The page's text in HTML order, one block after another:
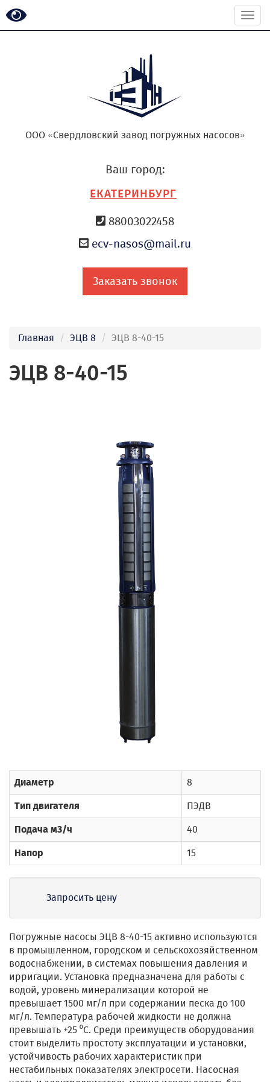
ООО «Свердловский завод погружных насосов»
Ваш город:
ЕКАТЕРИНБУРГ
88003022458
ecv-nasos@mail.ru
Заказать звонок
Главная ЭЦВ 8 ЭЦВ 8-40-15
ЭЦВ 8-40-15
Диаметр 8
Тип двигателя ПЭДВ
Подача м3/ч 40
Напор 15
Запросить цену
Погружные насосы ЭЦВ 8-40-15 активно используются
в промышленном, городском и сельскохозяйственном
водоснабжении, в системах повышения давления и
ирригации. Установка предназначена для работы с
водой, уровень минерализации которой не
превышает 1500 мг/л при содержании песка до 100
мг/л. Температура рабочей жидкости не должна
превышать +25 ⁰С. Среди преимуществ оборудования
стоит выделить простоту эксплуатации и установки,
устойчивость рабочих характеристик при
нестабильных показателях электросети. Насосная